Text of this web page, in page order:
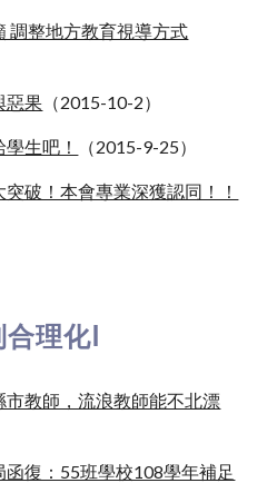
調整地方教育視導方式
惡果 （2015-10-2）
生吧！ （2015-9-25）
突破！本會專業深獲認同！！
理化Ⅰ
教師，流浪教師能不北漂
復：55班學校108學年補足